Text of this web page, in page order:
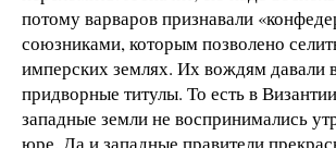
потому варваров признавали
союзниками, которым позволено
имперских землях. Их вождям давали
придворные титулы. То есть в
западные земли не воспринимались
юре. Да и западные правители